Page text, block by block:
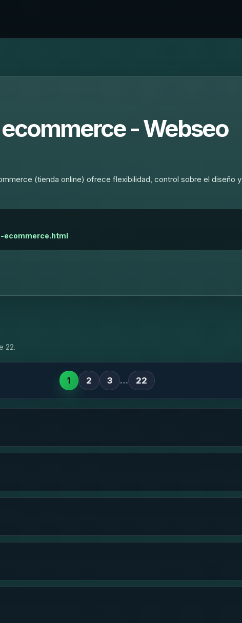
- Webseo
(tienda online) ofrece flexibilidad, control sobre el diseño y
ecommerce.html
22.
1 2 3 … 22